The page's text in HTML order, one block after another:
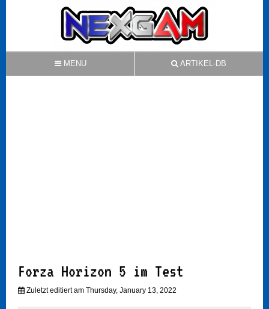
MENU ARTIKEL-DB
Forza Horizon 5 im Test
Zuletzt editiert am Thursday, January 13, 2022